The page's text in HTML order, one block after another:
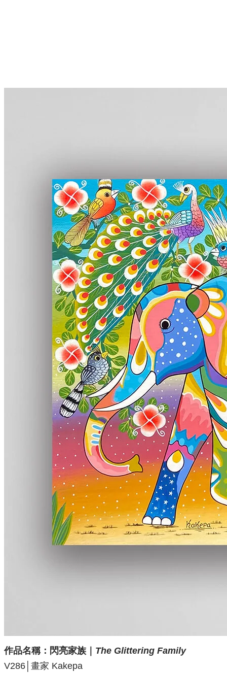
作品名稱：閃亮家族
The Glittering Family
V286│畫家 Kakepa